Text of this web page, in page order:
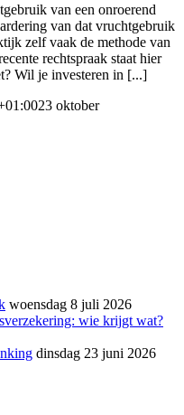
van een onroerend
van dat vruchtgebruik
zelf vaak de methode van
rechtspraak staat hier
Wil je investeren in [...]
23 oktober
woensdag 8 juli 2026
wie krijgt wat?
dinsdag 23 juni 2026